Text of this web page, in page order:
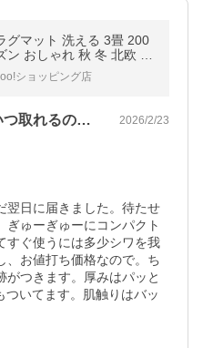
グマット 洗える 3畳 200
おしゃれ 秋 冬 北欧 絨
ーリー
ショッピング店
コンパクト包装のシワはいつ取れるのかな？ 2026/2/23
翌日に届きました。待たせ
ぎゅーぎゅーにコンパクト
すぐ使うには多少シワを我
、お値打ち価格なので。ち
がつきます。厚みはパッと
ついてます。肌触りはバッ